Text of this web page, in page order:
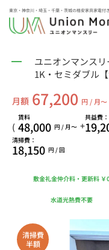
東京・神奈川・埼玉・千葉・茨城の格安家具家電付
ユニオンマンス
1K・セミダブル【
月額 67,200 円 / 月〜
(
賃料
48,000 円 / 月〜 +
共益費：
清掃費：
18,150 円 / 回
敷金礼金仲介料・更新料 ￥
水道光熱費不要
清掃費
半額